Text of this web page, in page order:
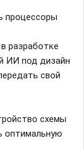
процессоры
разработке
ИИ под дизайн
свой
схемы
оптимальную